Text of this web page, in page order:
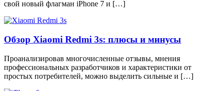
свой новый флагман iPhone 7 и […]
Обзор Xiaomi Redmi 3s: плюсы и минусы
Проанализировав многочисленные отзывы, мнения
профессиональных разработчиков и характеристики от
простых потребителей, можно выделить сильные и […]